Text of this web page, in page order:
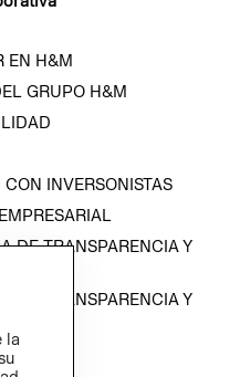
EN H&M
GRUPO H&M
INVERSONISTAS
DE TRANSPARENCIA Y
DE TRANSPARENCIA Y
la